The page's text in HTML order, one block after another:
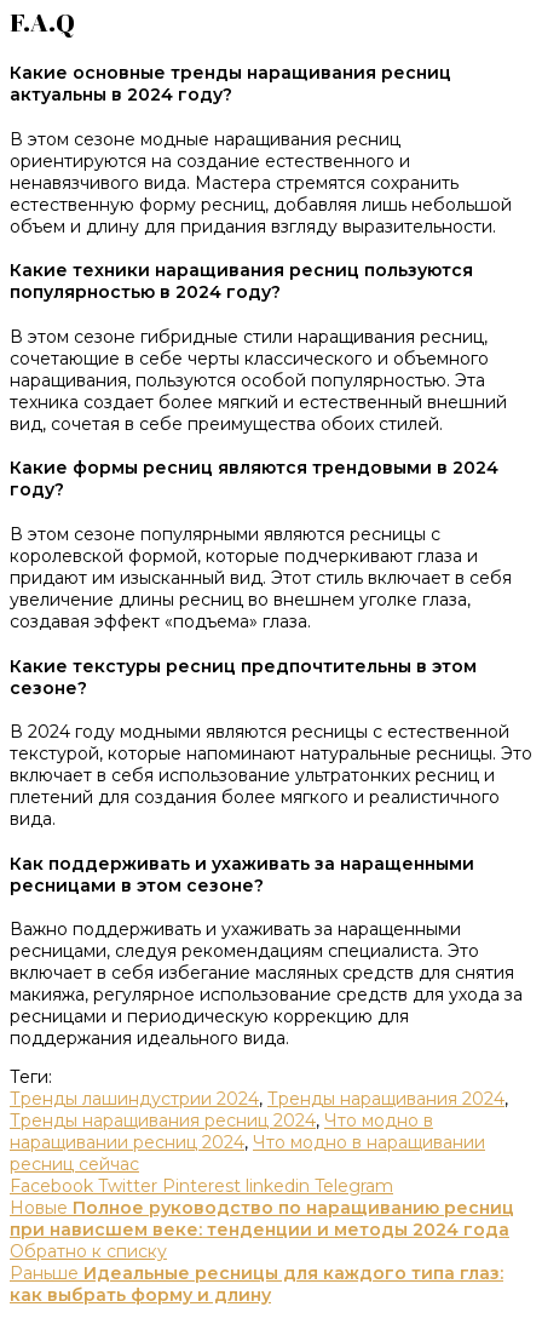
F.A.Q
Какие основные тренды наращивания ресниц
актуальны в 2024 году?
В этом сезоне модные наращивания ресниц
ориентируются на создание естественного и
ненавязчивого вида. Мастера стремятся сохранить
естественную форму ресниц, добавляя лишь небольшой
объем и длину для придания взгляду выразительности.
Какие техники наращивания ресниц пользуются
популярностью в 2024 году?
В этом сезоне гибридные стили наращивания ресниц,
сочетающие в себе черты классического и объемного
наращивания, пользуются особой популярностью. Эта
техника создает более мягкий и естественный внешний
вид, сочетая в себе преимущества обоих стилей.
Какие формы ресниц являются трендовыми в 2024
году?
В этом сезоне популярными являются ресницы с
королевской формой, которые подчеркивают глаза и
придают им изысканный вид. Этот стиль включает в себя
увеличение длины ресниц во внешнем уголке глаза,
создавая эффект «подъема» глаза.
Какие текстуры ресниц предпочтительны в этом
сезоне?
В 2024 году модными являются ресницы с естественной
текстурой, которые напоминают натуральные ресницы. Это
включает в себя использование ультратонких ресниц и
плетений для создания более мягкого и реалистичного
вида.
Как поддерживать и ухаживать за наращенными
ресницами в этом сезоне?
Важно поддерживать и ухаживать за наращенными
ресницами, следуя рекомендациям специалиста. Это
включает в себя избегание масляных средств для снятия
макияжа, регулярное использование средств для ухода за
ресницами и периодическую коррекцию для
поддержания идеального вида.
Теги:
Тренды лашиндустрии 2024, Тренды наращивания 2024,
Тренды наращивания ресниц 2024, Что модно в
наращивании ресниц 2024, Что модно в наращивании
ресниц сейчас
Facebook Twitter Pinterest linkedin Telegram
Новые Полное руководство по наращиванию ресниц
при нависшем веке: тенденции и методы 2024 года
Обратно к списку
Раньше Идеальные ресницы для каждого типа глаз:
как выбрать форму и длину